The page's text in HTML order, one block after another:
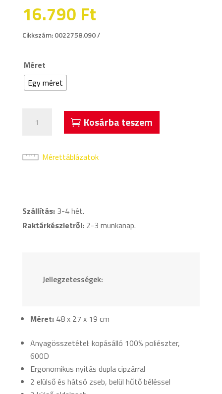
16.790 Ft
Cikkszám:0022758.090
Méret
Egy méret
Elsősegély
Kosárba teszem
Mérettáblázatok
Szállítás:3-4 hét.
Raktárkészletről:2-3 munkanap.
Jellegzetességek:
Méret: 48 x 27 x 19 cm
Anyagösszetétel: kopásálló 100% poliészter,
600D
Ergonomikus nyitás dupla cipzárral
2 elülső és hátsó zseb, belül hűtő béléssel